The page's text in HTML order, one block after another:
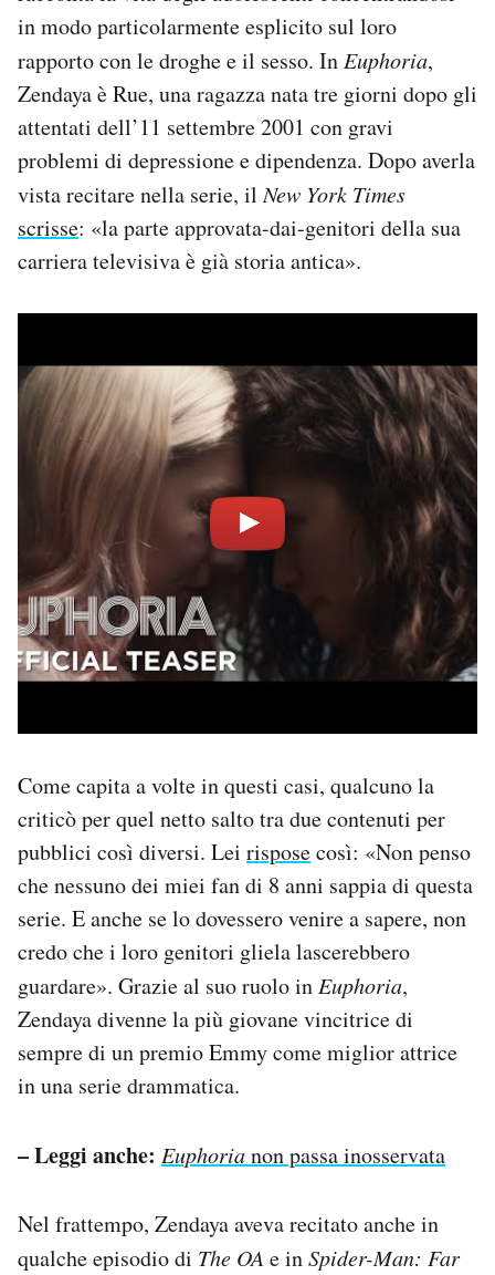
in modo particolarmente esplicito sul loro
rapporto con le droghe e il sesso. InEuphoria,
Zendaya è Rue, una ragazza nata tre giorni dopo gli
attentati dell’11 settembre 2001 con gravi
problemi di depressione e dipendenza. Dopo averla
vista recitare nella serie, ilNew York Times
scrisse: «la parte approvata-dai-genitori della sua
carriera televisiva è già storia antica».
Come capita a volte in questi casi, qualcuno la
criticò per quel netto salto tra due contenuti per
pubblici così diversi. Lei risposecosì: «Non penso
che nessuno dei miei fan di 8 anni sappia di questa
serie. E anche se lo dovessero venire a sapere, non
credo che i loro genitori gliela lascerebbero
guardare». Grazie al suo ruolo inEuphoria,
Zendaya divenne la più giovane vincitrice di
sempre di un premio Emmy come miglior attrice
in una serie drammatica.
– Leggi anche: Euphorianon passa inosservata
Nel frattempo, Zendaya aveva recitato anche in
qualche episodio di The OA e inSpider-Man: Far